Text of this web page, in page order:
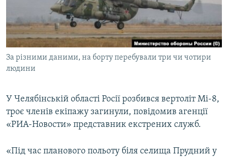
ДЕПОРТАЦІЯ
ВІДЕОУРОКИ «ELIFBE»
СВІДЧЕННЯ ОКУПАЦІЇ
УКРАЇНСЬКА ПРОБЛЕМА КРИМУ
ЯК ОБІЙТИ БЛОКУВАННЯ
Русский
Qırımtatar
Усі сайти RFE/RL
За різними даними, на борту перебували три чи чотири
людини
У Челябінській області Росії розбився вертоліт Мі-8,
троє членів екіпажу загинули, повідомив агенції
«РИА-Новости» представник екстрених служб.
«Під час планового польоту біля селища Прудний у